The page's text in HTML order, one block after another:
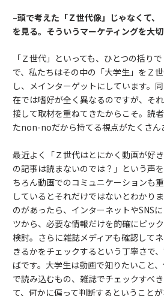
–頭で考えた「Ｚ世代像」じゃなくて、
を見る。そういうマーケティングを大切
「Ｚ世代」といっても、ひとつの括り
で、私たちはその中の「大学生」をＺ
し、メインターゲットにしています。
在では嗜好が全く異なるのですが、そ
接して取材を重ねてきたからこそ。読
たnon-noだから持てる視点がたくさん
最近よく「Ｚ世代はとにかく動画が好
の記事は読まないのでは？」という声
ちろん動画でのコミュニケーションも
しているとそれだけではないとわかり
のがあったら、インターネットやSNS
ツから、必要な情報だけを的確にピッ
検討。さらに雑誌メディアも確認して
きるかをチェックするという丁寧さで
ばです。大学生は動画で知りたいこと
で読み込むもの、雑誌でチェックすべ
て、何かに偏って判断するということ